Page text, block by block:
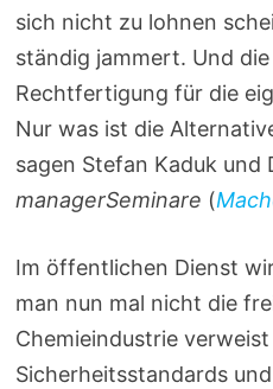
sich nicht zu lohnen
ständig jammert. Und
Rechtfertigung für die
Nur was ist die
sagen Stefan Kaduk und
managerSeminare (
Im öffentlichen Dienst
man nun mal nicht die
Chemieindustrie
Sicherheitsstandards